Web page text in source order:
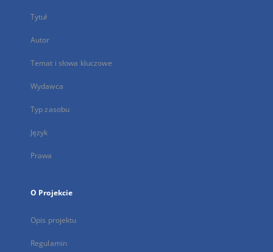
Tytuł
Autor
Temat i słowa kluczowe
Wydawca
Typ zasobu
Język
Prawa
O Projekcie
Opis projektu
Regulamin